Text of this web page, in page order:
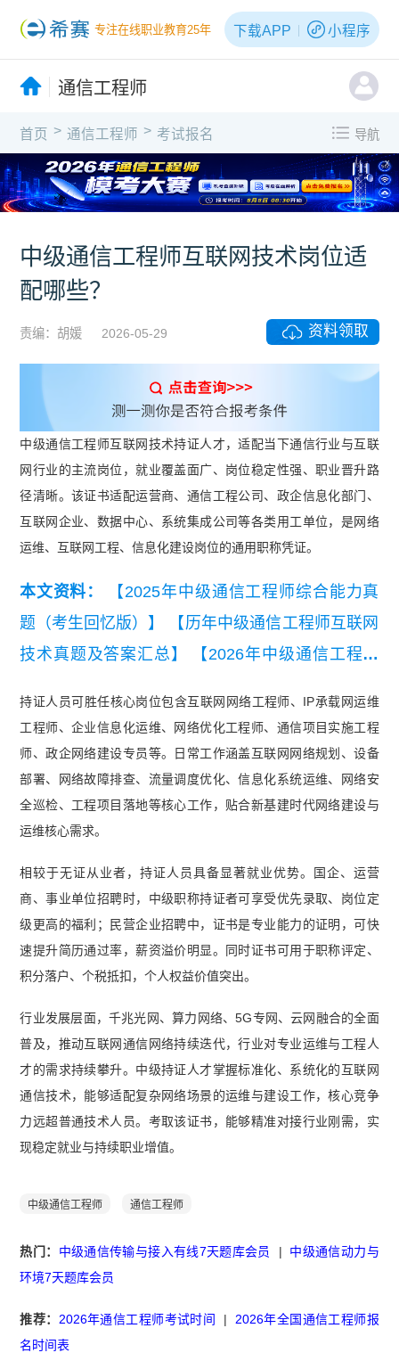
专注在线职业教育25年 下载APP 小程序
通信工程师
首页 > 通信工程师 > 考试报名 导航
X
中级通信工程师互联网技术岗位适
配哪些？
责编：胡媛 2026-05-29 资料领取
中级通信工程师互联网技术持证人才，适配当下通信行业与互联
网行业的主流岗位，就业覆盖面广、岗位稳定性强、职业晋升路
径清晰。该证书适配运营商、通信工程公司、政企信息化部门、
互联网企业、数据中心、系统集成公司等各类用工单位，是网络
运维、互联网工程、信息化建设岗位的通用职称凭证。
本文资料：
【2025年中级通信工程师综合能力真
题（考生回忆版）】
【历年中级通信工程师互联网
技术真题及答案汇总】
【2026年中级通信工程师
师综合能力知识点集锦】 【中级通信工程师互联网
技术真题卷】
持证人员可胜任核心岗位包含互联网网络工程师、IP承载网运维
工程师、企业信息化运维、网络优化工程师、通信项目实施工程
师、政企网络建设专员等。日常工作涵盖互联网网络规划、设备
部署、网络故障排查、流量调度优化、信息化系统运维、网络安
全巡检、工程项目落地等核心工作，贴合新基建时代网络建设与
运维核心需求。
相较于无证从业者，持证人员具备显著就业优势。国企、运营
商、事业单位招聘时，中级职称持证者可享受优先录取、岗位定
级更高的福利；民营企业招聘中，证书是专业能力的证明，可快
速提升简历通过率，薪资溢价明显。同时证书可用于职称评定、
积分落户、个税抵扣，个人权益价值突出。
行业发展层面，千兆光网、算力网络、5G专网、云网融合的全面
普及，推动互联网通信网络持续迭代，行业对专业运维与工程人
才的需求持续攀升。中级持证人才掌握标准化、系统化的互联网
通信技术，能够适配复杂网络场景的运维与建设工作，核心竞争
力远超普通技术人员。考取该证书，能够精准对接行业刚需，实
现稳定就业与持续职业增值。
中级通信工程师 通信工程师
热门： 中级通信传输与接入有线7天题库会员 | 中级通信动力与
环境7天题库会员
推荐： 2026年通信工程师考试时间 | 2026年全国通信工程师报
名时间表